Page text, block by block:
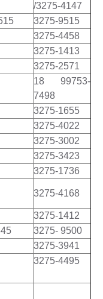
Adolescente
/3275-4147
3275-9515
3275-4458
3275-1413
3275-2571
18 99753-
7498
3275-1655
3275-4022
3275-3002
3275-3423
3275-1736
3275-4168
3275-1412
3275- 9500
3275-3941
3275-4495